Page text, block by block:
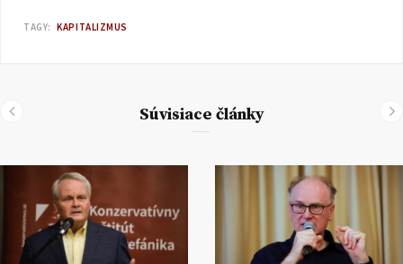
TAGY: KAPITALIZMUS
Súvisiace články